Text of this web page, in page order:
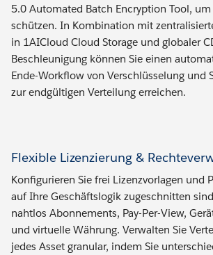
5.0 Automated Batch Encryption Tool,
schützen. In Kombination mit
in 1AICloud Cloud Storage und globaler
Beschleunigung können Sie einen
Ende-Workflow von Verschlüsselung und
zur endgültigen Verteilung erreichen.
Flexible Lizenzierung &
Konfigurieren Sie frei Lizenzvorlagen und
auf Ihre Geschäftslogik zugeschnitten
nahtlos Abonnements, Pay-Per-View,
und virtuelle Währung. Verwalten Sie
jedes Asset granular, indem Sie